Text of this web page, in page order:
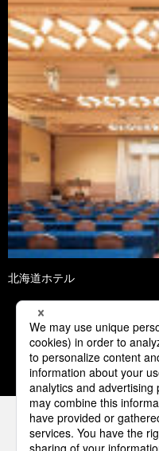
北海道ホテル
3 4
パナソニックの